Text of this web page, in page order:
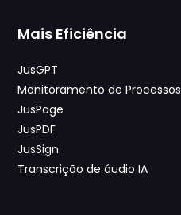
Mais Eficiência
JusGPT
Monitoramento de Processos
JusPage
JusPDF
JusSign
Transcrição de áudio IA